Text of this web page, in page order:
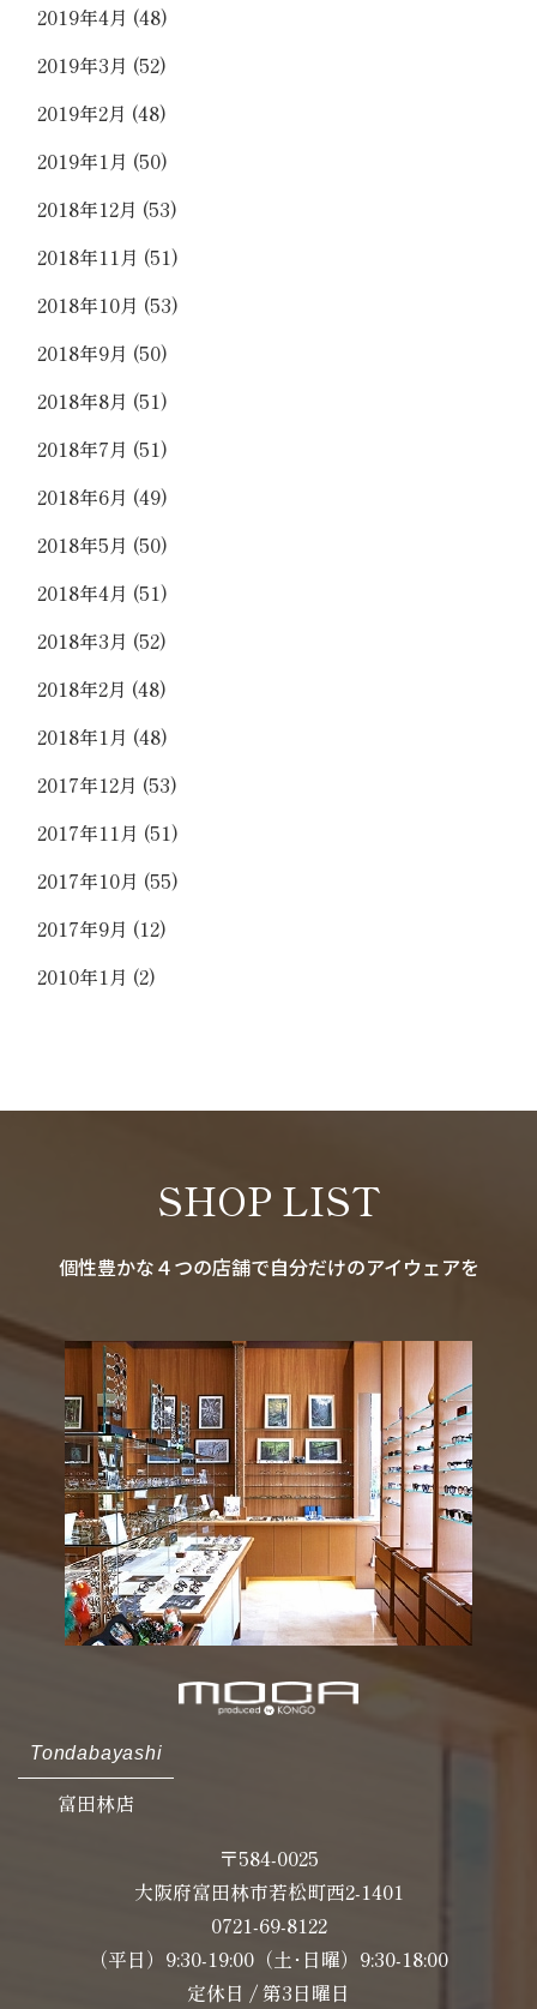
2019年4月 (48)
2019年3月 (52)
2019年2月 (48)
2019年1月 (50)
2018年12月 (53)
2018年11月 (51)
2018年10月 (53)
2018年9月 (50)
2018年8月 (51)
2018年7月 (51)
2018年6月 (49)
2018年5月 (50)
2018年4月 (51)
2018年3月 (52)
2018年2月 (48)
2018年1月 (48)
2017年12月 (53)
2017年11月 (51)
2017年10月 (55)
2017年9月 (12)
2010年1月 (2)
SHOP LIST
個性豊かな４つの店舗で自分だけのアイウェアを
Tondabayashi
富田林店
〒584-0025
大阪府富田林市若松町西2-1401
0721-69-8122
（平日）9:30-19:00（土･日曜）9:30-18:00
定休日 / 第3日曜日